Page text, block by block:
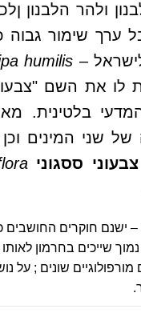
ולהר הלבנון
ערך שימור גבוה
–
humilis
לו את השם
בלטינית.
שני המינים
צבעוני ססגוני
חוקרים החושבים
שייכים בחרמון לאותו
שונים ; על